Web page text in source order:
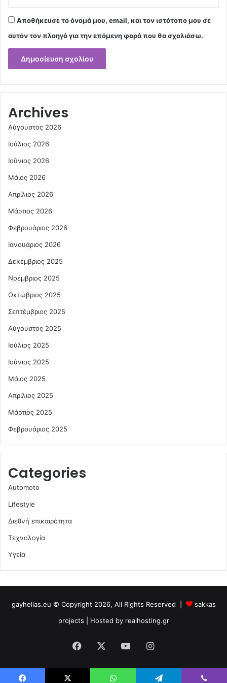
Αποθήκευσε το όνομά μου, email, και τον ιστότοπο μου σε
αυτόν τον πλοηγό για την επόμενη φορά που θα σχολιάσω.
Archives
Αύγουστος 2026
Ιούλιος 2026
Ιούνιος 2026
Μάιος 2026
Απρίλιος 2026
Μάρτιος 2026
Φεβρουάριος 2026
Ιανουάριος 2026
Δεκέμβριος 2025
Νοέμβριος 2025
Οκτώβριος 2025
Σεπτέμβριος 2025
Αύγουστος 2025
Ιούλιος 2025
Ιούνιος 2025
Μάιος 2025
Απρίλιος 2025
Μάρτιος 2025
Φεβρουάριος 2025
Categories
Automoto
Lifestyle
Διεθνή επικαιρότητα
Τεχνολογία
Υγεία
gayhellas.eu © Copyright 2026, All Rights Reserved |
sakkas
projects | Hosted by realhosting.gr
Facebook YouTubeInstagram